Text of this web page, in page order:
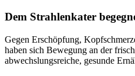
Dem Strahlenkater
Gegen Erschöpfung,
haben sich Bewegung an der
abwechslungsreiche, gesunde